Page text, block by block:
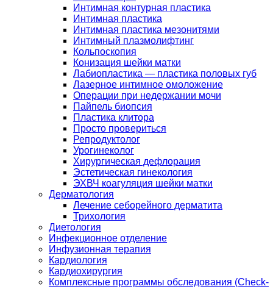
Интимная контурная пластика
Интимная пластика
Интимная пластика мезонитями
Интимный плазмолифтинг
Кольпоскопия
Конизация шейки матки
Лабиопластика — пластика половых губ
Лазерное интимное омоложение
Операции при недержании мочи
Пайпель биопсия
Пластика клитора
Просто провериться
Репродуктолог
Урогинеколог
Хирургическая дефлорация
Эстетическая гинекология
ЭХВЧ коагуляция шейки матки
Дерматология
Лечение себорейного дерматита
Трихология
Диетология
Инфекционное отделение
Инфузионная терапия
Кардиология
Кардиохирургия
Комплексные программы обследования (Check-